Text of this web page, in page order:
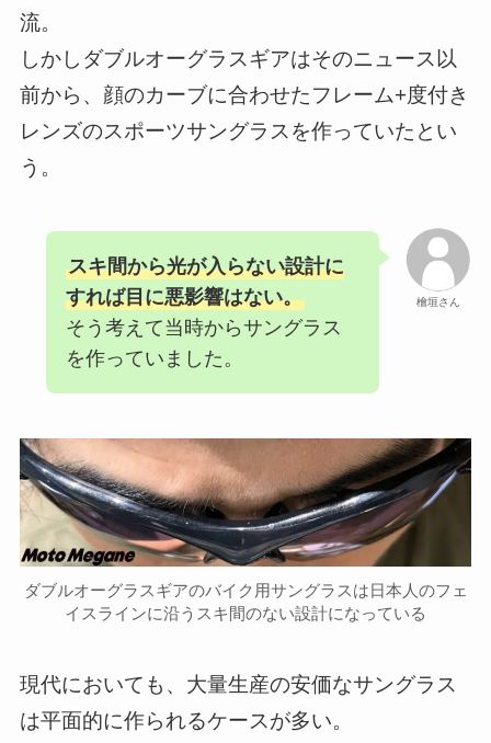
流。
しかしダブルオーグラスギアはそのニュース以
前から、顔のカーブに合わせたフレーム+度付き
レンズのスポーツサングラスを作っていたとい
う。
檜垣さん
スキ間から光が入らない設計に
すれば目に悪影響はない。
そう考えて当時からサングラス
を作っていました。
ダブルオーグラスギアのバイク用サングラスは日本人のフェ
イスラインに沿うスキ間のない設計になっている
現代においても、大量生産の安価なサングラス
は平面的に作られるケースが多い。